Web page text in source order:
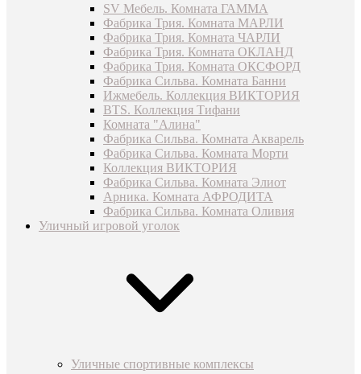
SV Мебель. Комната ГАММА
Фабрика Трия. Комната МАРЛИ
Фабрика Трия. Комната ЧАРЛИ
Фабрика Трия. Комната ОКЛАНД
Фабрика Трия. Комната ОКСФОРД
Фабрика Сильва. Комната Банни
Ижмебель. Коллекция ВИКТОРИЯ
BTS. Коллекция Тифани
Комната "Алина"
Фабрика Сильва. Комната Акварель
Фабрика Сильва. Комната Морти
Коллекция ВИКТОРИЯ
Фабрика Сильва. Комната Элиот
Арника. Комната АФРОДИТА
Фабрика Сильва. Комната Оливия
Уличный игровой уголок
Уличные спортивные комплексы